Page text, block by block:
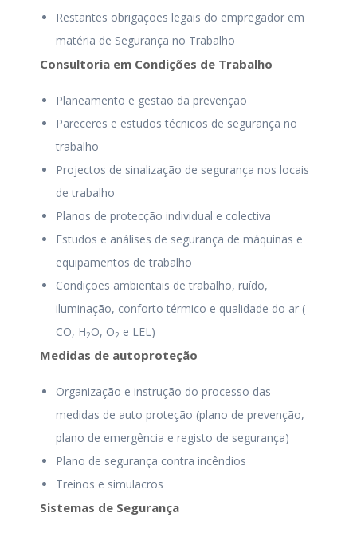
Restantes obrigações legais do empregador em
matéria de Segurança no Trabalho
Consultoria em Condições de Trabalho
Planeamento e gestão da prevenção
Pareceres e estudos técnicos de segurança no
trabalho
Projectos de sinalização de segurança nos locais
de trabalho
Planos de protecção individual e colectiva
Estudos e análises de segurança de máquinas e
equipamentos de trabalho
Condições ambientais de trabalho, ruído,
iluminação, conforto térmico e qualidade do ar (
CO, H2O, O2 e LEL)
Medidas de autoproteção
Organização e instrução do processo das
medidas de auto proteção (plano de prevenção,
plano de emergência e registo de segurança)
Plano de segurança contra incêndios
Treinos e simulacros
Sistemas de Segurança